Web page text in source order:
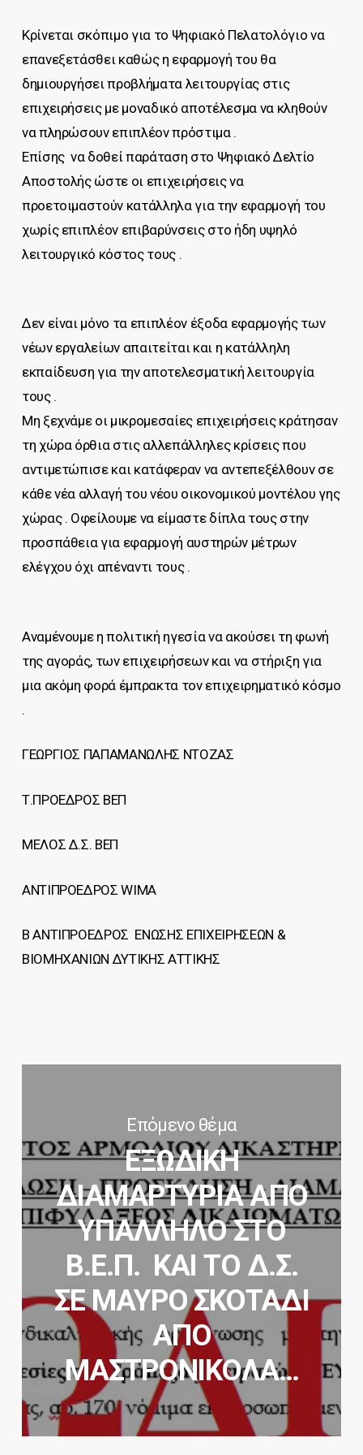
Κρίνεται σκόπιμο για το Ψηφιακό Πελατολόγιο να
επανεξετάσθει καθώς η εφαρμογή του θα
δημιουργήσει προβλήματα λειτουργίας στις
επιχειρήσεις με μοναδικό αποτέλεσμα να κληθούν
να πληρώσουν επιπλέον πρόστιμα .
Επίσης να δοθεί παράταση στο Ψηφιακό Δελτίο
Αποστολής ώστε οι επιχειρήσεις να
προετοιμαστούν κατάλληλα για την εφαρμογή του
χωρίς επιπλέον επιβαρύνσεις στο ήδη υψηλό
λειτουργικό κόστος τους .
Δεν είναι μόνο τα επιπλέον έξοδα εφαρμογής των
νέων εργαλείων απαιτείται και η κατάλληλη
εκπαίδευση για την αποτελεσματική λειτουργία
τους .
Μη ξεχνάμε οι μικρομεσαίες επιχειρήσεις κράτησαν
τη χώρα όρθια στις αλλεπάλληλες κρίσεις που
αντιμετώπισε και κατάφεραν να αντεπεξέλθουν σε
κάθε νέα αλλαγή του νέου οικονομικού μοντέλου γης
χώρας . Οφείλουμε να είμαστε δίπλα τους στην
προσπάθεια για εφαρμογή αυστηρών μέτρων
ελέγχου όχι απέναντι τους .
Αναμένουμε η πολιτική ηγεσία να ακούσει τη φωνή
της αγοράς, των επιχειρήσεων και να στήριξη για
μια ακόμη φορά έμπρακτα τον επιχειρηματικό κόσμο
.
ΓΕΩΡΓΙΟΣ ΠΑΠΑΜΑΝΩΛΗΣ ΝΤΟΖΑΣ
Τ.ΠΡΟΕΔΡΟΣ ΒΕΠ
ΜΕΛΟΣ Δ.Σ. ΒΕΠ
ΑΝΤΙΠΡΟΕΔΡΟΣ WIMA
B ΑΝΤΙΠΡΟΕΔΡΟΣ ΕΝΩΣΗΣ ΕΠΙΧΕΙΡΗΣΕΩΝ &
ΒΙΟΜΗΧΑΝΙΩΝ ΔΥΤΙΚΗΣ ΑΤΤΙΚΗΣ
Επόμενο θέμα
ΕΞΩΔΙΚΗ
ΔΙΑΜΑΡΤΥΡΙΑ ΑΠΟ
ΥΠΑΛΛΗΛΟ ΣΤΟ
Β.Ε.Π. ΚΑΙ ΤΟ Δ.Σ.
ΣΕ ΜΑΥΡΟ ΣΚΟΤΑΔΙ
ΑΠΟ
ΜΑΣΤΡΟΝΙΚΟΛΑ…